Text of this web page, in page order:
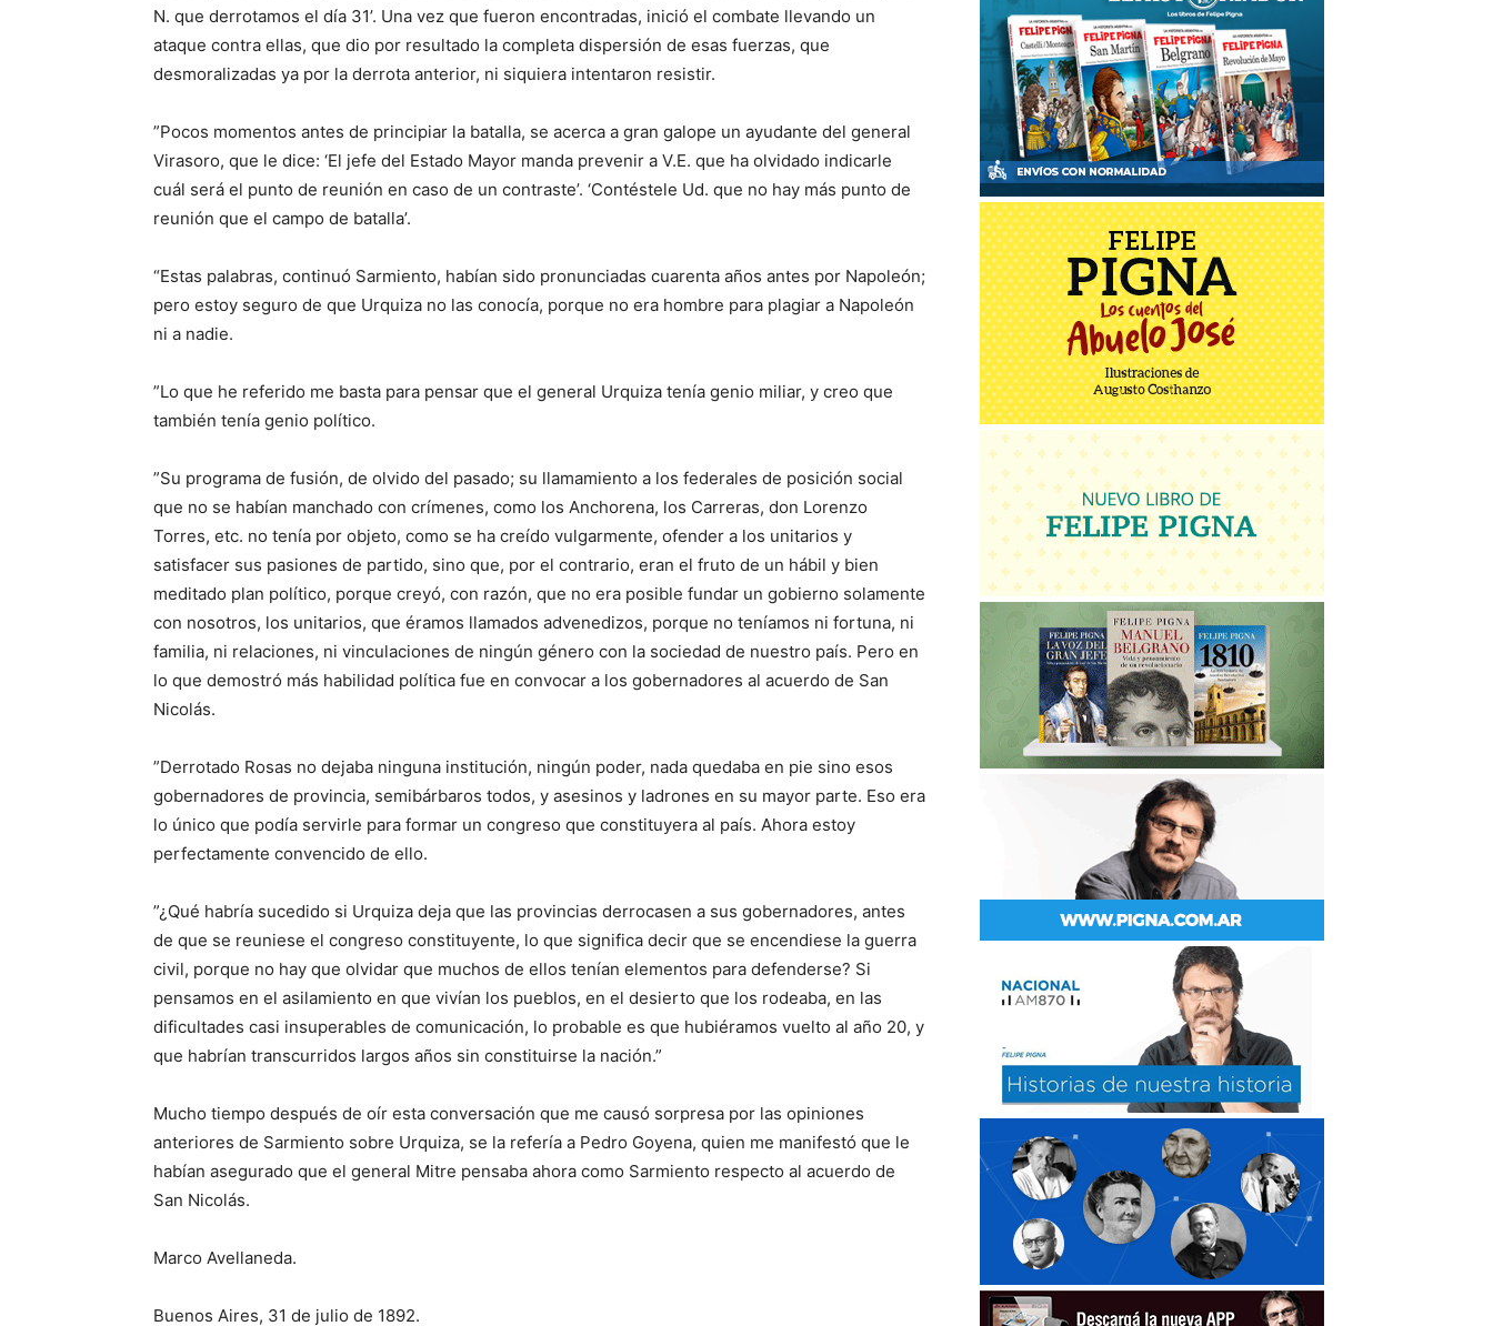
N. que derrotamos el día 31’. Una vez que fueron encontradas, inició el combate llevando un
ataque contra ellas, que dio por resultado la completa dispersión de esas fuerzas, que
desmoralizadas ya por la derrota anterior, ni siquiera intentaron resistir.
”Pocos momentos antes de principiar la batalla, se acerca a gran galope un ayudante del general
Virasoro, que le dice: ‘El jefe del Estado Mayor manda prevenir a V.E. que ha olvidado indicarle
cuál será el punto de reunión en caso de un contraste’. ‘Contéstele Ud. que no hay más punto de
reunión que el campo de batalla’.
“Estas palabras, continuó Sarmiento, habían sido pronunciadas cuarenta años antes por Napoleón;
pero estoy seguro de que Urquiza no las conocía, porque no era hombre para plagiar a Napoleón
ni a nadie.
”Lo que he referido me basta para pensar que el general Urquiza tenía genio miliar, y creo que
también tenía genio político.
”Su programa de fusión, de olvido del pasado; su llamamiento a los federales de posición social
que no se habían manchado con crímenes, como los Anchorena, los Carreras, don Lorenzo
Torres, etc. no tenía por objeto, como se ha creído vulgarmente, ofender a los unitarios y
satisfacer sus pasiones de partido, sino que, por el contrario, eran el fruto de un hábil y bien
meditado plan político, porque creyó, con razón, que no era posible fundar un gobierno solamente
con nosotros, los unitarios, que éramos llamados advenedizos, porque no teníamos ni fortuna, ni
familia, ni relaciones, ni vinculaciones de ningún género con la sociedad de nuestro país. Pero en
lo que demostró más habilidad política fue en convocar a los gobernadores al acuerdo de San
Nicolás.
”Derrotado Rosas no dejaba ninguna institución, ningún poder, nada quedaba en pie sino esos
gobernadores de provincia, semibárbaros todos, y asesinos y ladrones en su mayor parte. Eso era
lo único que podía servirle para formar un congreso que constituyera al país. Ahora estoy
perfectamente convencido de ello.
”¿Qué habría sucedido si Urquiza deja que las provincias derrocasen a sus gobernadores, antes
de que se reuniese el congreso constituyente, lo que significa decir que se encendiese la guerra
civil, porque no hay que olvidar que muchos de ellos tenían elementos para defenderse? Si
pensamos en el asilamiento en que vivían los pueblos, en el desierto que los rodeaba, en las
dificultades casi insuperables de comunicación, lo probable es que hubiéramos vuelto al año 20, y
que habrían transcurridos largos años sin constituirse la nación.”
Mucho tiempo después de oír esta conversación que me causó sorpresa por las opiniones
anteriores de Sarmiento sobre Urquiza, se la refería a Pedro Goyena, quien me manifestó que le
habían asegurado que el general Mitre pensaba ahora como Sarmiento respecto al acuerdo de
San Nicolás.
Marco Avellaneda.
Buenos Aires, 31 de julio de 1892.